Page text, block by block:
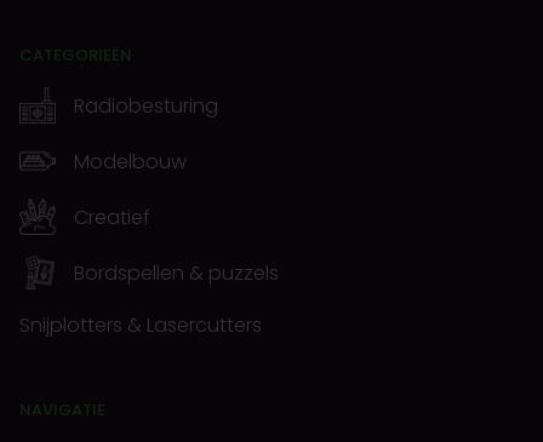
CATEGORIEËN
Radiobesturing
Modelbouw
Creatief
Bordspellen & puzzels
Snijplotters & Lasercutters
NAVIGATIE